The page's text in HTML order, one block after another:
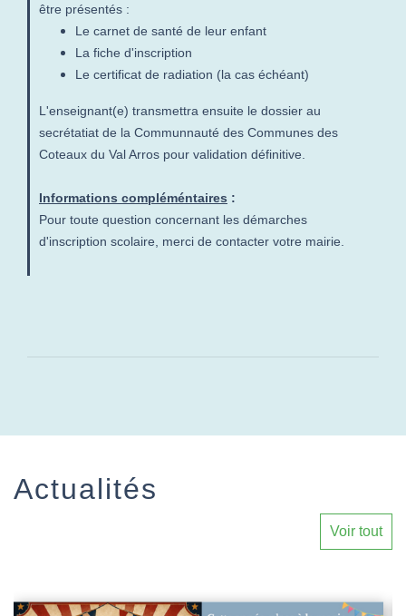
être présentés :
Le carnet de santé de leur enfant
La fiche d'inscription
Le certificat de radiation (la cas échéant)
L'enseignant(e) transmettra ensuite le dossier au
secrétatiat de la Communnauté des Communes des
Coteaux du Val Arros pour validation définitive.
Informations compléméntaires :
Pour toute question concernant les démarches
d'inscription scolaire, merci de contacter votre mairie.
Actualités
Voir tout